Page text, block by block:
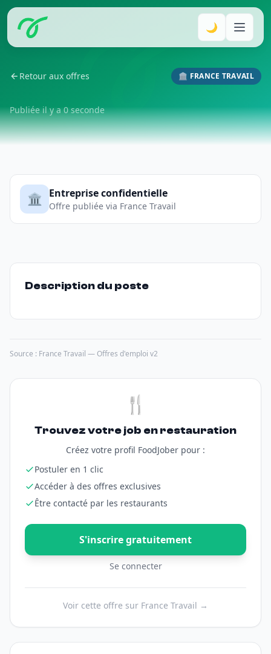
🌙
Retour aux offres 🏛️ FRANCE TRAVAIL
Publiée il y a 0 seconde
🏛️ Entreprise confidentielle
Offre publiée via France Travail
Description du poste
Source : France Travail — Offres d'emploi v2
🍴
Trouvez votre job en restauration
Créez votre profil FoodJober pour :
Postuler en 1 clic
Accéder à des offres exclusives
Être contacté par les restaurants
S'inscrire gratuitement
Se connecter
Voir cette offre sur France Travail →